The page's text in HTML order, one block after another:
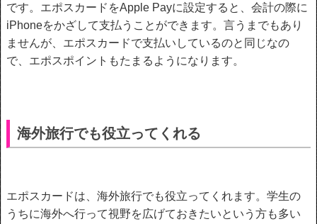
です。エポスカードをApple Payに設定すると、会計の際に
iPhoneをかざして支払うことができます。言うまでもあり
ませんが、エポスカードで支払いしているのと同じなの
で、エポスポイントもたまるようになります。
海外旅行でも役立ってくれる
エポスカードは、海外旅行でも役立ってくれます。学生の
うちに海外へ行って視野を広げておきたいという方も多い